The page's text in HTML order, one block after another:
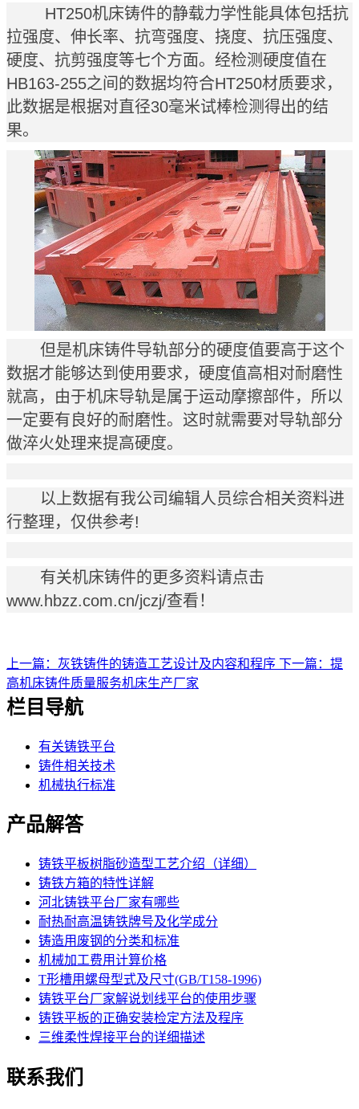
HT250机床铸件的静载力学性能具体包括抗
拉强度、伸长率、抗弯强度、挠度、抗压强度、
硬度、抗剪强度等七个方面。经检测硬度值在
HB163-255之间的数据均符合HT250材质要求，
此数据是根据对直径30毫米试棒检测得出的结
果。
但是机床铸件导轨部分的硬度值要高于这个
数据才能够达到使用要求，硬度值高相对耐磨性
就高，由于机床导轨是属于运动摩擦部件，所以
一定要有良好的耐磨性。这时就需要对导轨部分
做淬火处理来提高硬度。
以上数据有我公司编辑人员综合相关资料进
行整理，仅供参考!
有关机床铸件的更多资料请点击
www.hbzz.com.cn/jczj/查看！
上一篇：灰铁铸件的铸造工艺设计及内容和程序 下一篇：提
高机床铸件质量服务机床生产厂家
栏目导航
有关铸铁平台
铸件相关技术
机械执行标准
产品解答
铸铁平板树脂砂造型工艺介绍（详细）
铸铁方箱的特性详解
河北铸铁平台厂家有哪些
耐热耐高温铸铁牌号及化学成分
铸造用废钢的分类和标准
机械加工费用计算价格
T形槽用螺母型式及尺寸(GB/T158-1996)
铸铁平台厂家解说划线平台的使用步骤
铸铁平板的正确安装检定方法及程序
三维柔性焊接平台的详细描述
联系我们